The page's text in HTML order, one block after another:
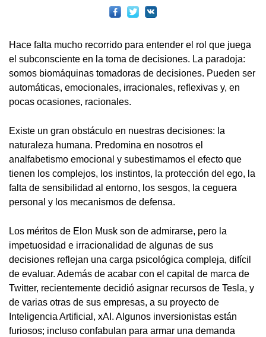
Hace falta mucho recorrido para entender el rol que juega
el subconsciente en la toma de decisiones. La paradoja:
somos biomáquinas tomadoras de decisiones. Pueden ser
automáticas, emocionales, irracionales, reflexivas y, en
pocas ocasiones, racionales.
Existe un gran obstáculo en nuestras decisiones: la
naturaleza humana. Predomina en nosotros el
analfabetismo emocional y subestimamos el efecto que
tienen los complejos, los instintos, la protección del ego, la
falta de sensibilidad al entorno, los sesgos, la ceguera
personal y los mecanismos de defensa.
Los méritos de Elon Musk son de admirarse, pero la
impetuosidad e irracionalidad de algunas de sus
decisiones reflejan una carga psicológica compleja, difícil
de evaluar. Además de acabar con el capital de marca de
Twitter, recientemente decidió asignar recursos de Tesla, y
de varias otras de sus empresas, a su proyecto de
Inteligencia Artificial, xAI. Algunos inversionistas están
furiosos; incluso confabulan para armar una demanda